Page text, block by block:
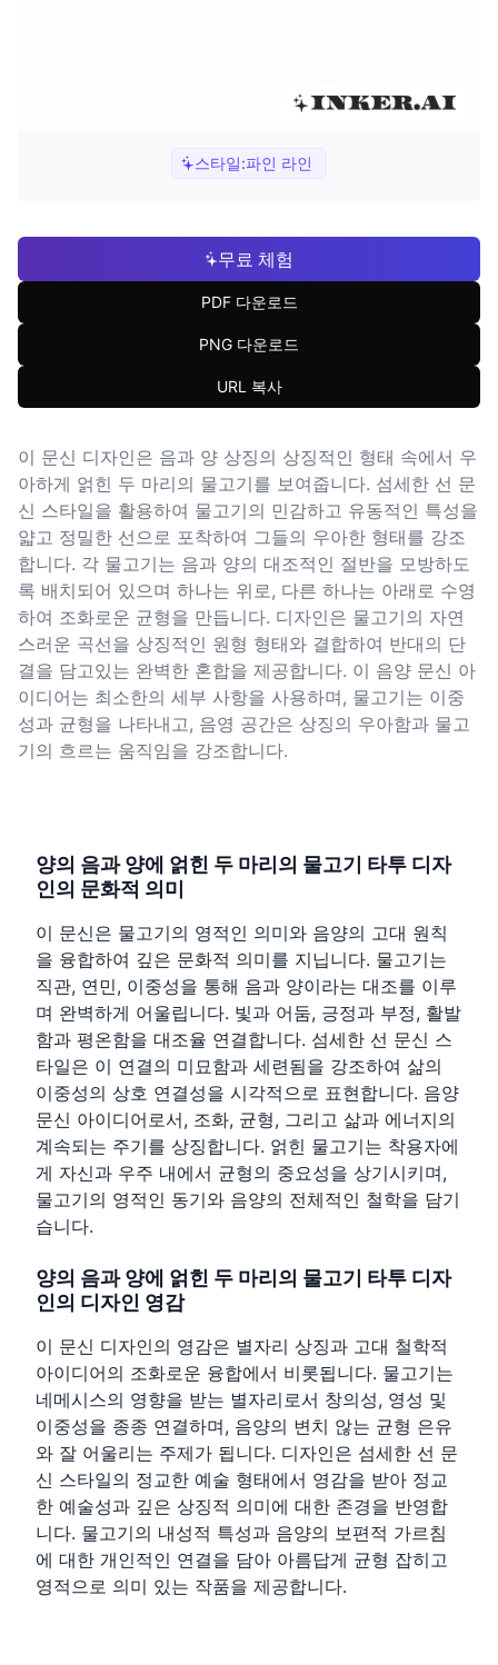
스타일:파인 라인
무료 체험
PDF 다운로드
PNG 다운로드
URL 복사
이 문신 디자인은 음과 양 상징의 상징적인 형태 속에서 우
아하게 얽힌 두 마리의 물고기를 보여줍니다. 섬세한 선 문
신 스타일을 활용하여 물고기의 민감하고 유동적인 특성을
얇고 정밀한 선으로 포착하여 그들의 우아한 형태를 강조
합니다. 각 물고기는 음과 양의 대조적인 절반을 모방하도
록 배치되어 있으며 하나는 위로, 다른 하나는 아래로 수영
하여 조화로운 균형을 만듭니다. 디자인은 물고기의 자연
스러운 곡선을 상징적인 원형 형태와 결합하여 반대의 단
결을 담고있는 완벽한 혼합을 제공합니다. 이 음양 문신 아
이디어는 최소한의 세부 사항을 사용하며, 물고기는 이중
성과 균형을 나타내고, 음영 공간은 상징의 우아함과 물고
기의 흐르는 움직임을 강조합니다.
양의 음과 양에 얽힌 두 마리의 물고기 타투 디자
인의 문화적 의미
이 문신은 물고기의 영적인 의미와 음양의 고대 원칙
을 융합하여 깊은 문화적 의미를 지닙니다. 물고기는
직관, 연민, 이중성을 통해 음과 양이라는 대조를 이루
며 완벽하게 어울립니다. 빛과 어둠, 긍정과 부정, 활발
함과 평온함을 대조율 연결합니다. 섬세한 선 문신 스
타일은 이 연결의 미묘함과 세련됨을 강조하여 삶의
이중성의 상호 연결성을 시각적으로 표현합니다. 음양
문신 아이디어로서, 조화, 균형, 그리고 삶과 에너지의
계속되는 주기를 상징합니다. 얽힌 물고기는 착용자에
게 자신과 우주 내에서 균형의 중요성을 상기시키며,
물고기의 영적인 동기와 음양의 전체적인 철학을 담기
습니다.
양의 음과 양에 얽힌 두 마리의 물고기 타투 디자
인의 디자인 영감
이 문신 디자인의 영감은 별자리 상징과 고대 철학적
아이디어의 조화로운 융합에서 비롯됩니다. 물고기는
네메시스의 영향을 받는 별자리로서 창의성, 영성 및
이중성을 종종 연결하며, 음양의 변치 않는 균형 은유
와 잘 어울리는 주제가 됩니다. 디자인은 섬세한 선 문
신 스타일의 정교한 예술 형태에서 영감을 받아 정교
한 예술성과 깊은 상징적 의미에 대한 존경을 반영합
니다. 물고기의 내성적 특성과 음양의 보편적 가르침
에 대한 개인적인 연결을 담아 아름답게 균형 잡히고
영적으로 의미 있는 작품을 제공합니다.